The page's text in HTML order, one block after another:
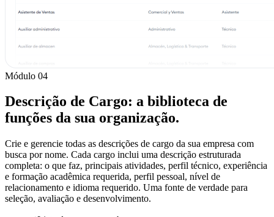
Módulo 04
Descrição de Cargo: a biblioteca de
funções da sua organização.
Crie e gerencie todas as descrições de cargo da sua empresa com
busca por nome. Cada cargo inclui uma descrição estruturada
completa: o que faz, principais atividades, perfil técnico, experiência
e formação acadêmica requerida, perfil pessoal, nível de
relacionamento e idioma requerido. Uma fonte de verdade para
seleção, avaliação e desenvolvimento.